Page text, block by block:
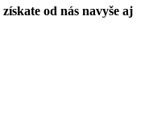
získate od nás navyše aj